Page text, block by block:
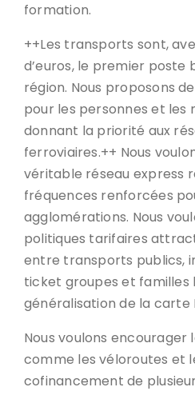
formation.
++Les transports sont,
d’euros, le premier poste
région. Nous proposons
pour les personnes et les
donnant la priorité aux
ferroviaires.++ Nous
véritable réseau express
fréquences renforcées
agglomérations. Nous
politiques tarifaires
entre transports publics,
ticket groupes et familles
généralisation de la carte
Nous voulons encourager
comme les véloroutes et
cofinancement de